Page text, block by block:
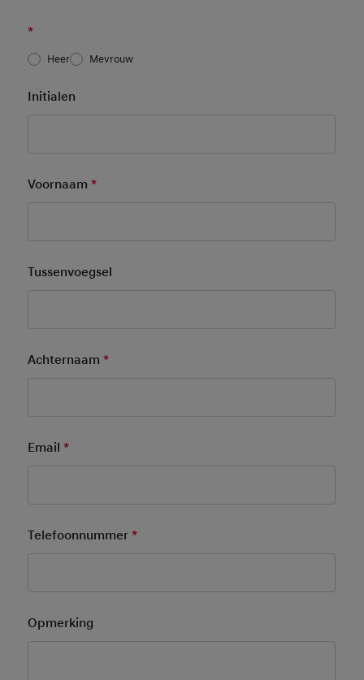
*
Heer Mevrouw
Initialen
Voornaam*
Tussenvoegsel
Achternaam*
Email*
Telefoonnummer*
Opmerking